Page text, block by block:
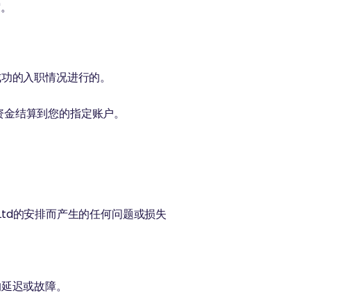
的入职情况进行的。
结算到您的指定账户。
的安排而产生的任何问题或损失
迟或故障。